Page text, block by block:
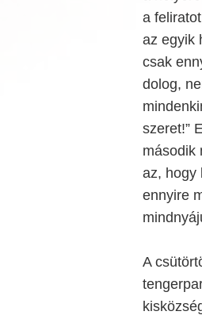
a
az egyik
csak
dolog,
szeret!”
második
az, hogy
ennyire
A